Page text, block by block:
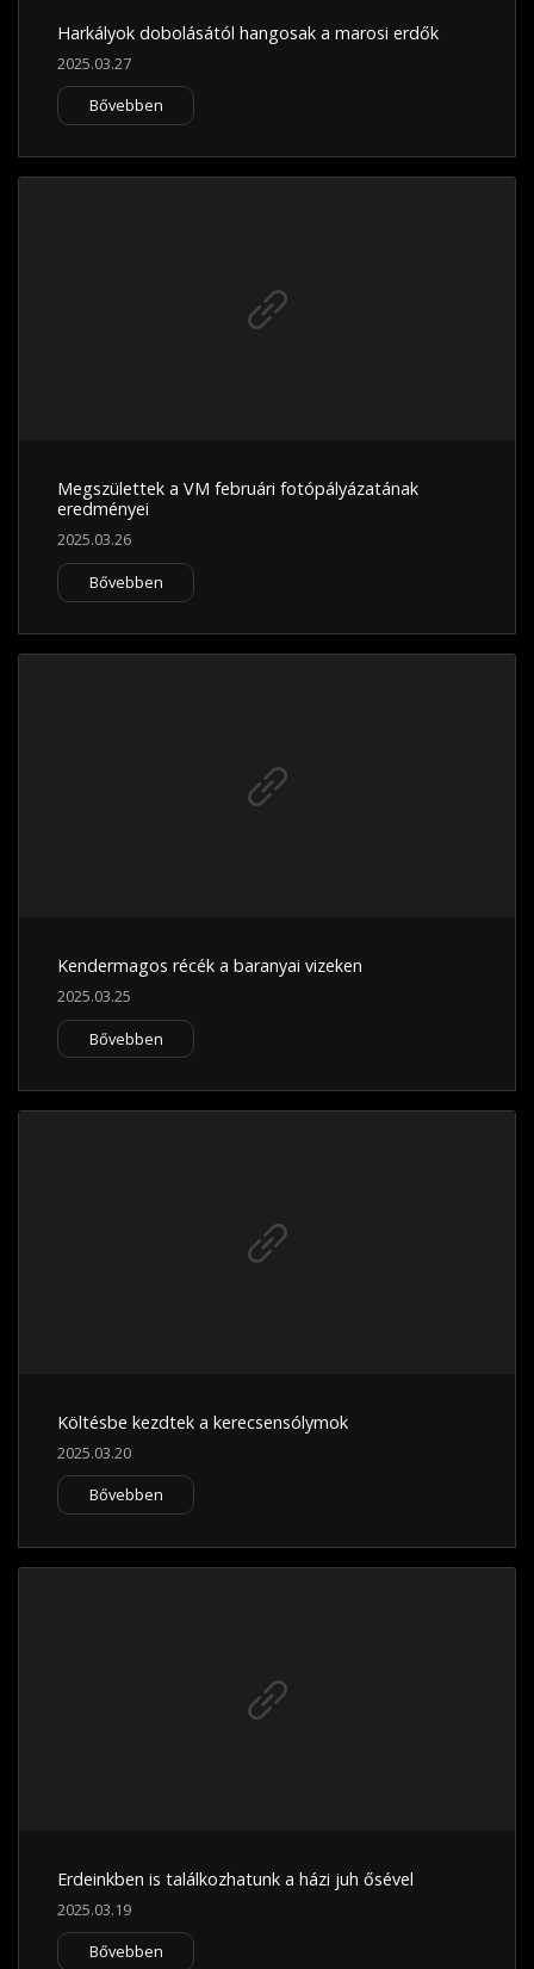
Harkályok dobolásától hangosak a marosi erdők
2025.03.27
Bővebben
Megszülettek a VM februári fotópályázatának
eredményei
2025.03.26
Bővebben
Kendermagos récék a baranyai vizeken
2025.03.25
Bővebben
Költésbe kezdtek a kerecsensólymok
2025.03.20
Bővebben
Erdeinkben is találkozhatunk a házi juh ősével
2025.03.19
Bővebben